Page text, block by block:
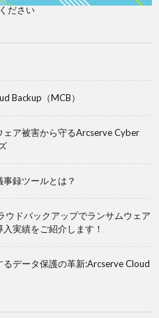
ださい
Backup（MCB）
ア被害から守るArcserve Cyber
録ツールとは？
ドバックアップでランサムウェア
実績をご紹介します！
データ保護の革新:Arcserve Cloud